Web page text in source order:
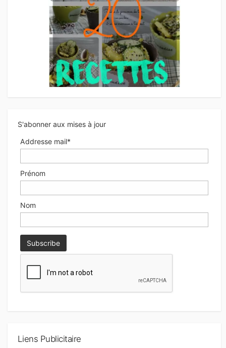
S'abonner aux mises à jour
Addresse mail*
Prénom
Nom
Liens Publicitaire